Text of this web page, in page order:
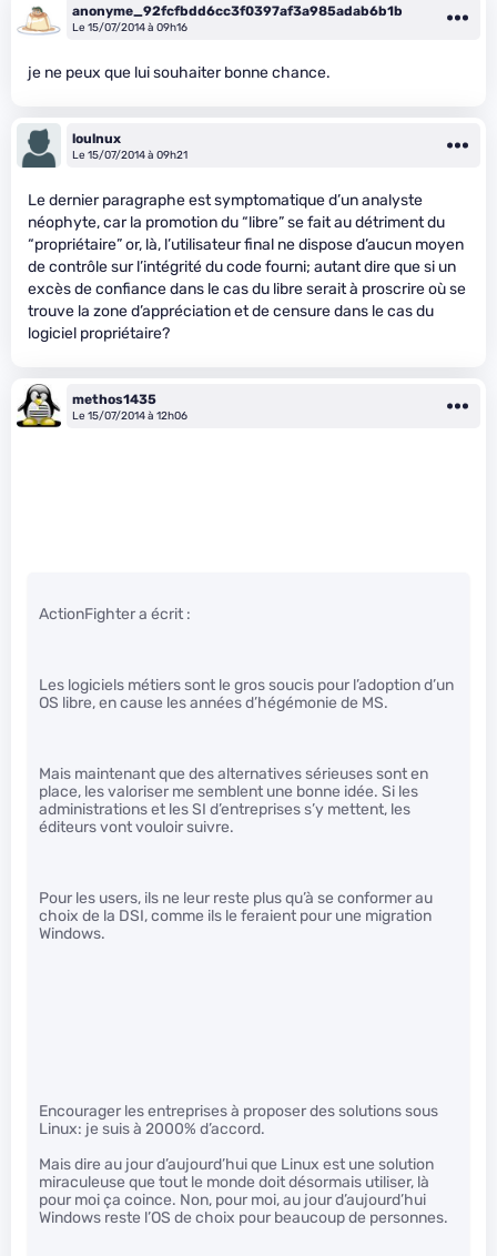
anonyme_92fcfbdd6cc3f0397af3a985adab6b1b
Le 15/07/2014 à 09h16
je ne peux que lui souhaiter bonne chance.
loulnux
Le 15/07/2014 à 09h21
Le dernier paragraphe est symptomatique d’un analyste
néophyte, car la promotion du “libre” se fait au détriment du
“propriétaire” or, là, l’utilisateur final ne dispose d’aucun moyen
de contrôle sur l’intégrité du code fourni; autant dire que si un
excès de confiance dans le cas du libre serait à proscrire où se
trouve la zone d’appréciation et de censure dans le cas du
logiciel propriétaire?
methos1435
Le 15/07/2014 à 12h06
ActionFighter a écrit :
Les logiciels métiers sont le gros soucis pour l’adoption d’un
OS libre, en cause les années d’hégémonie de MS.
Mais maintenant que des alternatives sérieuses sont en
place, les valoriser me semblent une bonne idée. Si les
administrations et les SI d’entreprises s’y mettent, les
éditeurs vont vouloir suivre.
Pour les users, ils ne leur reste plus qu’à se conformer au
choix de la DSI, comme ils le feraient pour une migration
Windows.
Encourager les entreprises à proposer des solutions sous
Linux: je suis à 2000% d’accord.
Mais dire au jour d’aujourd’hui que Linux est une solution
miraculeuse que tout le monde doit désormais utiliser, là
pour moi ça coince. Non, pour moi, au jour d’aujourd’hui
Windows reste l’OS de choix pour beaucoup de personnes.